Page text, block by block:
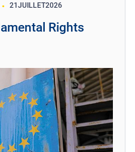
21JUILLET2026
Rights